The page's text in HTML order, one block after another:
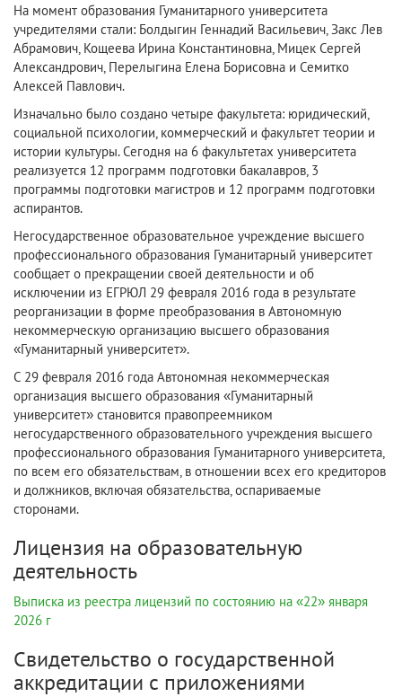
На момент образования Гуманитарного университета
учредителями стали: Болдыгин Геннадий Васильевич, Закс Лев
Абрамович, Кощеева Ирина Константиновна, Мицек Сергей
Александрович, Перелыгина Елена Борисовна и Семитко
Алексей Павлович.
Изначально было создано четыре факультета: юридический,
социальной психологии, коммерческий и факультет теории и
истории культуры. Сегодня на 6 факультетах университета
реализуется 12 программ подготовки бакалавров, 3
программы подготовки магистров и 12 программ подготовки
аспирантов.
Негосударственное образовательное учреждение высшего
профессионального образования Гуманитарный университет
сообщает о прекращении своей деятельности и об
исключении из ЕГРЮЛ 29 февраля 2016 года в результате
реорганизации в форме преобразования в Автономную
некоммерческую организацию высшего образования
«Гуманитарный университет».
С 29 февраля 2016 года Автономная некоммерческая
организация высшего образования «Гуманитарный
университет» становится правопреемником
негосударственного образовательного учреждения высшего
профессионального образования Гуманитарного университета,
по всем его обязательствам, в отношении всех его кредиторов
и должников, включая обязательства, оспариваемые
сторонами.
Лицензия на образовательную
деятельность
Выписка из реестра лицензий по состоянию на «22» января
2026 г
Свидетельство о государственной
аккредитации с приложениями